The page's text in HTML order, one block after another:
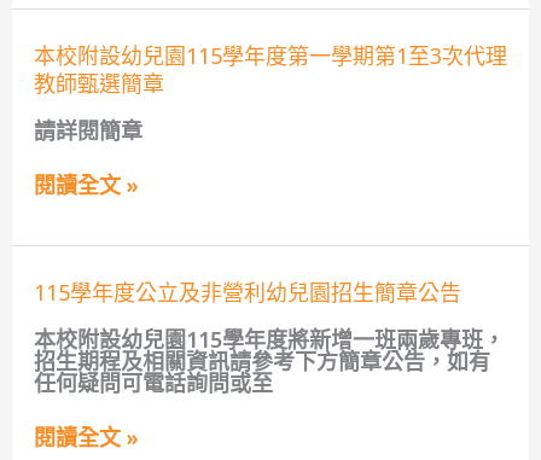
任
廚
工
(部
工
時)
甄
選
告
校
刊
出
刊
囉！
本校附設幼兒園115學年度第一學期第1至3次代理
教師甄選簡章
請詳閱簡章
本
校
附
設
幼
園
115
年
第
學
期
第
1
至
3
閱讀全文 »
115學年度公立及非營利幼兒園招生簡章公告
本校附設幼兒園115學年度將新增一班兩歲專班，
招生期程及相關資訊請參考下方簡章公告，如有
任何疑問可電話詢問或至
115
學
年
度
公
立
及
非
閱讀全文 »